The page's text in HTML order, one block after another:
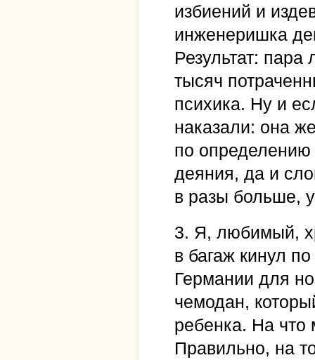
избиений и
инженеришка
Результат: пара
тысяч
психика. Ну и
наказали: она
по определению
деяния, да и
в разы больше,
3. Я, любимый,
в багаж кинул
Германии для
чемодан,
ребенка. На что
Правильно, на